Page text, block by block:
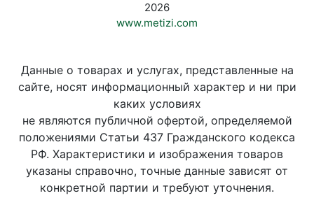
2026
www.metizi.com
Данные о товарах и услугах, представленные на
сайте, носят информационный характер и ни при
каких условиях
не являются публичной офертой, определяемой
положениями Статьи 437 Гражданского кодекса
РФ. Характеристики и изображения товаров
указаны справочно, точные данные зависят от
конкретной партии и требуют уточнения.